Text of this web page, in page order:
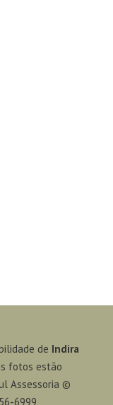
de Indira
fotos estão
Assessoria ©
6999